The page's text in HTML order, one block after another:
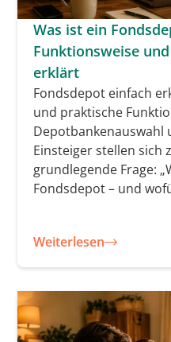
Was ist ein
Funktionsweise
erklärt
Fondsdepot einfach
und praktische
Depotbankenauswahl
Einsteiger stellen sich
grundlegende Frage:
Fondsdepot – und
Weiterlesen